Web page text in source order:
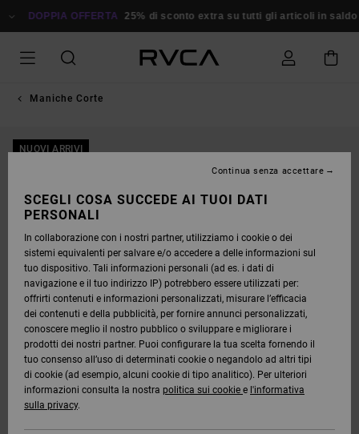
ALLE DOPPIA OFFERTA 25% di sconto extra su tutti gli articoli in saldo
Maniche Corte
NUOVI ARRIVI
SCEGLI COSA SUCCEDE AI TUOI DATI
PERSONALI
In collaborazione con i nostri partner, utilizziamo i cookie o dei
sistemi equivalenti per salvare e/o accedere a delle informazioni sul
tuo dispositivo. Tali informazioni personali (ad es. i dati di
navigazione e il tuo indirizzo IP) potrebbero essere utilizzati per:
offrirti contenuti e informazioni personalizzati, misurare l’efficacia
dei contenuti e della pubblicità, per fornire annunci personalizzati,
conoscere meglio il nostro pubblico o sviluppare e migliorare i
prodotti dei nostri partner. Puoi configurare la tua scelta fornendo il
tuo consenso all’uso di determinati cookie o negandolo ad altri tipi
di cookie (ad esempio, alcuni cookie di tipo analitico). Per ulteriori
informazioni consulta la nostra politica sui cookie e l'informativa
sulla privacy.
Continua senza accettare